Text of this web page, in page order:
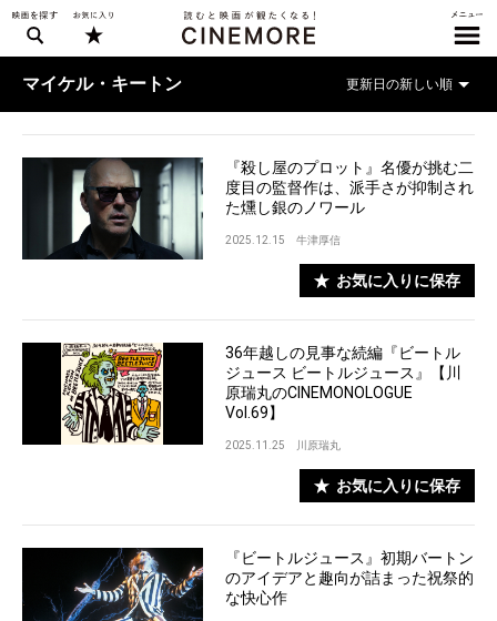
マイケル・キートン
『殺し屋のプロット』名優が挑む二
度目の監督作は、派手さが抑制され
た燻し銀のノワール
2025.12.15 牛津厚信
お気に入りに保存
36年越しの見事な続編『ビートル
ジュース ビートルジュース』【川
原瑞丸のCINEMONOLOGUE
Vol.69】
2025.11.25 川原瑞丸
お気に入りに保存
『ビートルジュース』初期バートン
のアイデアと趣向が詰まった祝祭的
な快心作